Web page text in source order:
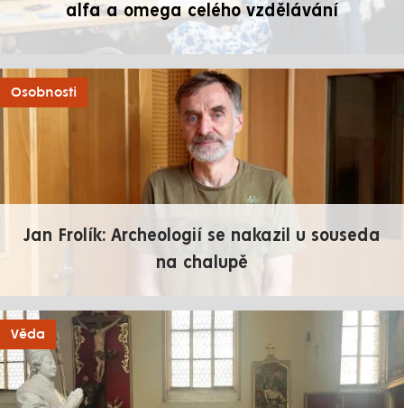
alfa a omega celého vzdělávání
Osobnosti
Jan Frolík: Archeologií se nakazil u souseda
na chalupě
Věda